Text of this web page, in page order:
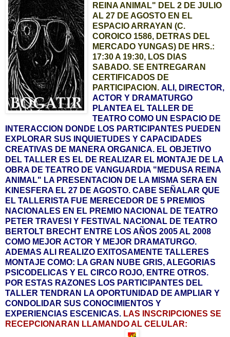
REINA ANIMAL" DEL 2 DE JULIO
AL 27 DE AGOSTO EN EL
ESPACIO ARRAYAN (C.
COROICO 1586, DETRAS DEL
MERCADO YUNGAS) DE HRS.:
17:30 A 19:30, LOS DIAS
SABADO. SE ENTREGARAN
CERTIFICADOS DE
PARTICIPACION. ALI, DIRECTOR,
ACTOR Y DRAMATURGO
PLANTEA EL TALLER DE
TEATRO COMO UN ESPACIO DE
INTERACCION DONDE LOS PARTICIPANTES PUEDEN
EXPLORAR SUS INQUIETUDES Y CAPACIDADES
CREATIVAS DE MANERA ORGANICA. EL OBJETIVO
DEL TALLER ES EL DE REALIZAR EL MONTAJE DE LA
OBRA DE TEATRO DE VANGUARDIA "MEDUSA REINA
ANIMAL" LA PRESENTACION DE LA MISMA SERA EN
KINESFERA EL 27 DE AGOSTO. CABE SEÑALAR QUE
EL TALLERISTA FUE MERECEDOR DE 5 PREMIOS
NACIONALES EN EL PREMIO NACIONAL DE TEATRO
PETER TRAVESI Y FESTIVAL NACIONAL DE TEATRO
BERTOLT BRECHT ENTRE LOS AÑOS 2005 AL 2008
COMO MEJOR ACTOR Y MEJOR DRAMATURGO.
ADEMAS ALI REALIZO EXITOSAMENTE TALLERES
MONTAJE COMO: LA GRAN NUBE GRIS, ALEGORIAS
PSICODELICAS Y EL CIRCO ROJO, ENTRE OTROS.
POR ESTAS RAZONES LOS PARTICIPANTES DEL
TALLER TENDRAN LA OPORTUNIDAD DE AMPLIAR Y
CONDOLIDAR SUS CONOCIMIENTOS Y
EXPERIENCIAS ESCENICAS. LAS INSCRIPCIONES SE
RECEPCIONARAN LLAMANDO AL CELULAR: